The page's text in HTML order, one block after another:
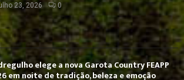
23, 2026 0
elege a nova Garota Country FEAPP
em noite de tradição, beleza e emoção